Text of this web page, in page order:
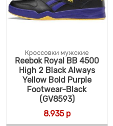
Кроссовки мужские
Reebok Royal BB 4500
High 2 Black Always
Yellow Bold Purple
Footwear-Black
(GV8593)
8.935р